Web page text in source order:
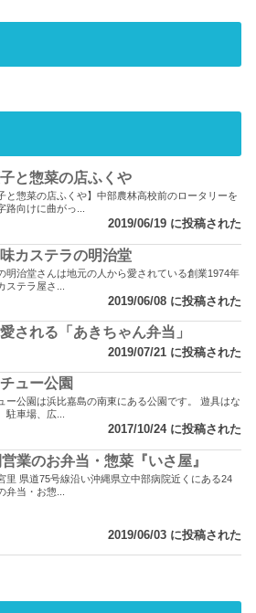
と惣菜の店ふくや
と惣菜の店ふくや】中部農林高校前のロータリーを
路向けに曲がっ...
2019/06/19 に投稿された
カステラの明治堂
明治堂さんは地元の人から愛されている創業1974年
ステラ屋さ...
2019/06/08 に投稿された
される「あきちゃん弁当」
2019/07/21 に投稿された
ュー公園
ー公園は浜比嘉島の南東にある公園です。 遊具はな
駐車場、広...
2017/10/24 に投稿された
業のお弁当・惣菜『いさ屋』
里 県道75号線沿い沖縄県立中部病院近くにある24
弁当・お惣...
2019/06/03 に投稿された